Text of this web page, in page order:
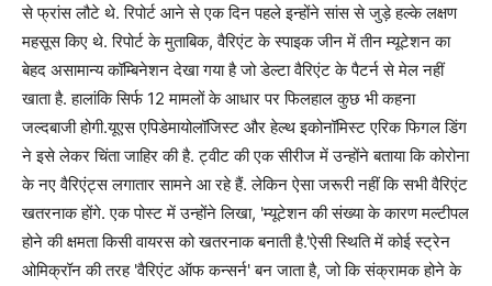
से फ्रांस लौटे थे. रिपोर्ट आने से एक दिन पहले इन्होंने सांस से जुड़े हल्के लक्षण
महसूस किए थे. रिपोर्ट के मुताबिक, वैरिएंट के स्पाइक जीन में तीन म्यूटेशन का
बेहद असामान्य कॉम्बिनेशन देखा गया है जो डेल्टा वैरिएंट के पैटर्न से मेल नहीं
खाता है. हालांकि सिर्फ 12 मामलों के आधार पर फिलहाल कुछ भी कहना
जल्दबाजी होगी.यूएस एपिडेमायोलॉजिस्ट और हेल्थ इकोनॉमिस्ट एरिक फिगल डिंग
ने इसे लेकर चिंता जाहिर की है. ट्वीट की एक सीरीज में उन्होंने बताया कि कोरोना
के नए वैरिएंट्स लगातार सामने आ रहे हैं. लेकिन ऐसा जरूरी नहीं कि सभी वैरिएंट
खतरनाक होंगे. एक पोस्ट में उन्होंने लिखा, 'म्यूटेशन की संख्या के कारण मल्टीपल
होने की क्षमता किसी वायरस को खतरनाक बनाती है.'ऐसी स्थिति में कोई स्ट्रेन
ओमिक्रॉन की तरह 'वैरिएंट ऑफ कन्सर्न' बन जाता है, जो कि संक्रामक होने के